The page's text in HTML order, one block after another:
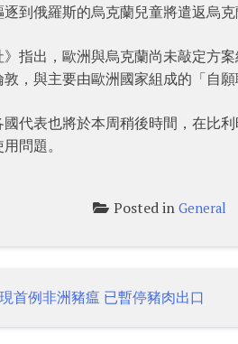
逐到俄羅斯的烏克蘭兒童將遣返烏克
》指出，歐洲與烏克蘭尚未敲定方
敦，與主要由歐洲國家組成的「自
國代表也將於本周稍後時間，在比
問題。
Posted inGeneral
首例非洲豬瘟 已暫停豬肉出口